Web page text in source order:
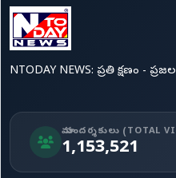
NTODAY NEWS: ప్రతి క్షణం - ప్రజల
మా సందర్శకులు (TOTAL
1,153,521